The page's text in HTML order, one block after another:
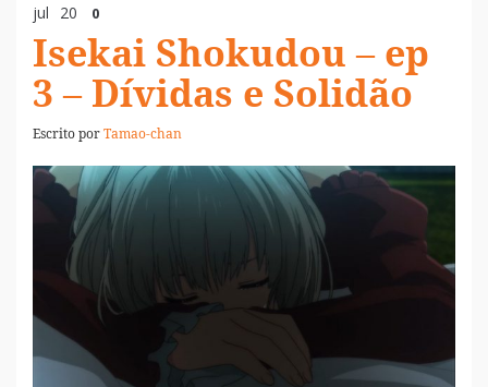
jul 20 0
Isekai Shokudou – ep
3 – Dívidas e Solidão
Escrito porTamao-chan